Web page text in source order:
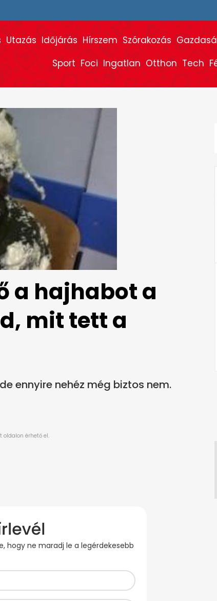
Utazás Időjárás Hírszem Szórakozás
Sport Foci Ingatlan Otthon Tech
a hajhabot a
mit tett a
ennyire nehéz még biztos nem.
hogy ne maradj le a legérdekesebb